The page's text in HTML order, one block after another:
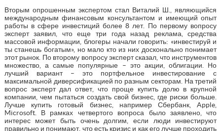
Вторым опрошенным экспертом стал Виталий Ш., являющийся
международным финансовым консультантом и имеющий опыт
работы в сфере инвестиций более 8 лет. По первому вопросу
эксперт заявил, что еще три года назад реклама, средства
массовой информации, блогеры начали говорить: «инвестируй и
ты станешь богатым», но мало кто из них досконально понимает
этот рынок. По второму вопросу эксперт сказал, что инструментов
множество, а самые популярные – это акции, облигации. Но
лучший вариант – это портфельное инвестирование с
максимальной диверсификацией по разным секторам. На третий
вопрос эксперт дал ответ, что проще купить долю в крупной
компании, чем пытаться создать свой бизнес, где риски больше.
Лучше купить готовый бизнес, например Сбербанк, Apple,
Microsoft. В рамках четвертого вопроса было заявлено, что
интерес может быть очень долгим, если люди инвестируют
правильно и понимают, что есть кризис и как его лучше проходить